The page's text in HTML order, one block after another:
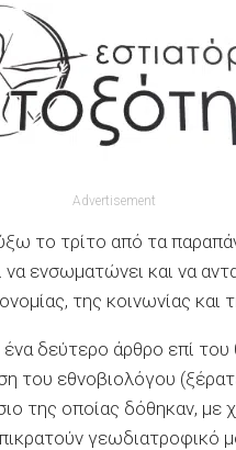
Advertisement
το τρίτο από τα
ενσωματώνει και να
της κοινωνίας και
δεύτερο άρθρο επί
του εθνοβιολόγου
της οποίας δόθηκαν, με
γεωδιατροφικό